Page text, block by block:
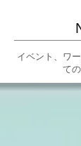
イベント、ワ
て